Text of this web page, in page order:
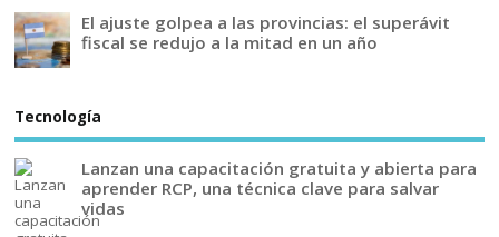
El ajuste golpea a las provincias: el superávit
fiscal se redujo a la mitad en un año
Tecnología
Lanzan una capacitación gratuita y abierta para
aprender RCP, una técnica clave para salvar
vidas